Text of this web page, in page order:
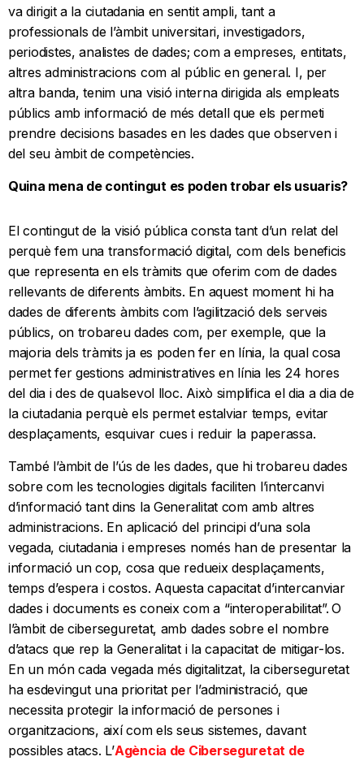
va dirigit a la ciutadania en sentit ampli, tant a
professionals de l’àmbit universitari, investigadors,
periodistes, analistes de dades; com a empreses, entitats​,
altres administracions​ com al públic en general. I, per
altra banda, tenim una visió interna dirigida als empleats
públics amb informació de més detall que els permeti
prendre decisions basades en les dades que observen i
del seu àmbit de competències.
Quina mena de contingut es poden trobar els usuaris?
El contingut de la visió pública consta tant d’un relat del
perquè fem una transformació digital, com dels beneficis
que representa en els tràmits que oferim com de dades
rellevants de diferents àmbits. En aquest moment hi ha
dades de diferents àmbits com l’agilització dels serveis
públics, on trobareu dades com, per exemple, que la
majoria dels tràmits ja es poden fer en línia, la qual cosa
permet fer gestions administratives en línia les 24 hores
del dia i des de qualsevol lloc. Això simplifica el dia a dia de
la ciutadania perquè els permet estalviar temps, evitar
desplaçaments, esquivar cues i reduir la paperassa.
També l’àmbit de l’ús de les dades, que hi trobareu dades
sobre com les tecnologies digitals faciliten l’intercanvi
d’informació tant dins la Generalitat com amb altres
administracions. En aplicació del principi d’una sola
vegada, ciutadania i empreses només han de presentar la
informació un cop, cosa que redueix desplaçaments,
temps d’espera i costos. Aquesta capacitat d’intercanviar
dades i documents es coneix com a “interoperabilitat”. O
l’àmbit de ciberseguretat, amb dades sobre el nombre
d’atacs que rep la Generalitat i la capacitat de mitigar-los.
En un món cada vegada més digitalitzat, la ciberseguretat
ha esdevingut una prioritat per l’administració, que
necessita protegir la informació de persones i
organitzacions, així com els seus sistemes, davant
possibles atacs. L’Agència de Ciberseguretat de